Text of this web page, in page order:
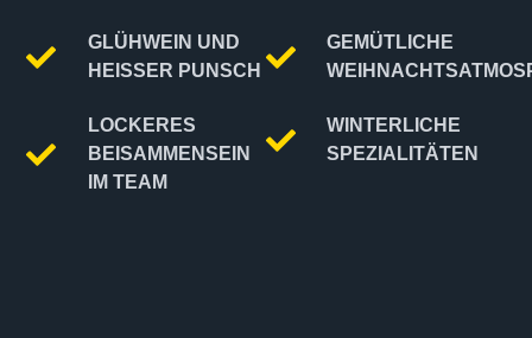
GLÜHWEIN UND
HEISSER PUNSCH
LOCKERES
BEISAMMENSEIN
IM TEAM
GEMÜTLICHE
WINTERLICHE
SPEZIALITÄTEN